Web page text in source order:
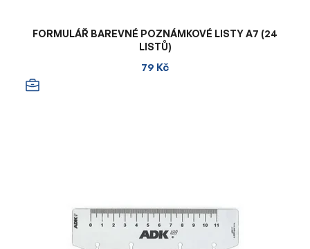
FORMULÁŘ BAREVNÉ POZNÁMKOVÉ LISTY A7 (24
LISTŮ)
79 Kč